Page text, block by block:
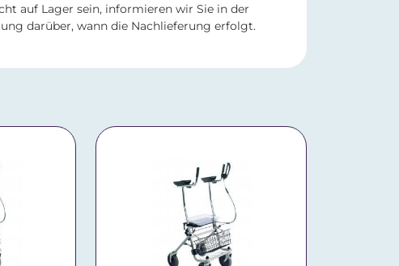
auf Lager sein, informieren wir Sie in der
darüber, wann die Nachlieferung erfolgt.